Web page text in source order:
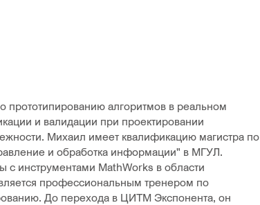
алгоритмов в реальном
и валидации при проектировании
Михаил имеет квалификацию магистра по
и обработка информации" в МГУЛ.
инструментами MathWorks в области
профессиональным тренером по
До перехода в ЦИТМ Экспонента, он